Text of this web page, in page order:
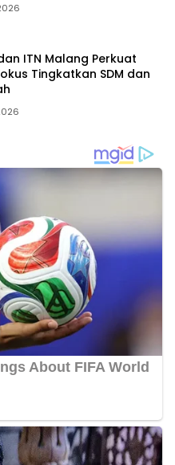
ITN Malang Perkuat
Tingkatkan SDM dan